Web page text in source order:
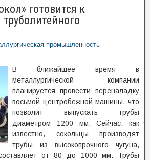
готовится к
промышленность
В ближайшее время в
металлургической компании
планируется провести переналадку
восьмой центробежной машины, что
позволит выпускать трубы
диаметром 1200 мм. Сейчас, как
известно, сокольцы производят
трубы из высокопрочного чугуна,
от 80 до 1000 мм. Трубы